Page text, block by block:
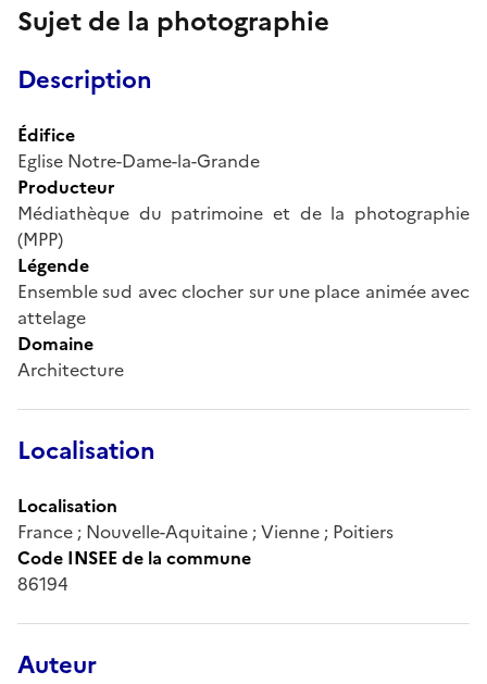
Sujet de la photographie
Description
Édifice
Eglise Notre-Dame-la-Grande
Producteur
Médiathèque du patrimoine et de la photographie
(MPP)
Légende
Ensemble sud avec clocher sur une place animée avec
attelage
Domaine
Architecture
Localisation
Localisation
France ; Nouvelle-Aquitaine ; Vienne ; Poitiers
Code INSEE de la commune
86194
Auteur